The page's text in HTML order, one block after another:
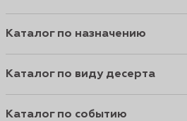
Каталог по назначению
Каталог по виду десерта
Каталог по событию